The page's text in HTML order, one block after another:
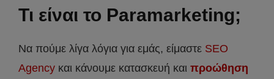
Τι είναι το Paramarketing;
Να πούμε λίγα λόγια για εμάς, είμαστε SEO
Agency και κάνουμε κατασκευή και προώθηση